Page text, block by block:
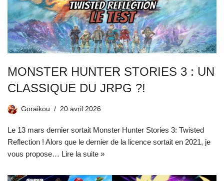
MONSTER HUNTER STORIES 3 : UN
CLASSIQUE DU JRPG ?!
Goraikou 20 avril 2026
Le 13 mars dernier sortait Monster Hunter Stories 3: Twisted
Reflection ! Alors que le dernier de la licence sortait en 2021, je
vous propose… Lire la suite »